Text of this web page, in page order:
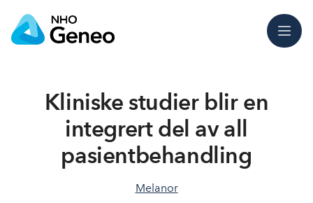
Meny
Kliniske studier blir en
integrert del av all
pasientbehandling
Melanor